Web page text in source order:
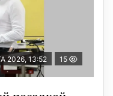
2026, 13:52 15